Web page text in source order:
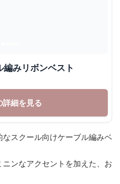
みリボンベスト
詳細を見る
スクール向けケーブル編みベ
ンなアクセントを加えた、お